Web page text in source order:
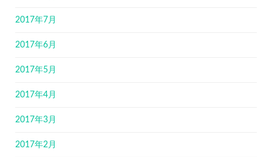
2017年7月
2017年6月
2017年5月
2017年4月
2017年3月
2017年2月